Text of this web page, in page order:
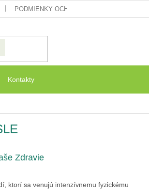
PODMIENKY OCHRANY OSOBNÝCH ÚDAJOV
Kontakty
Zdravie
ktorí sa venujú intenzívnemu fyzickému